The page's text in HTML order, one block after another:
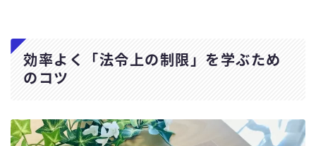
効率よく「法令上の制限」を学ぶため
のコツ